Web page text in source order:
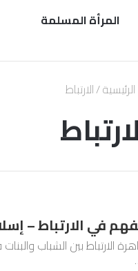
المرأة المسلمة
الرئيسية/الارتباط
في الارتباط –
الارتباط بين الشباب